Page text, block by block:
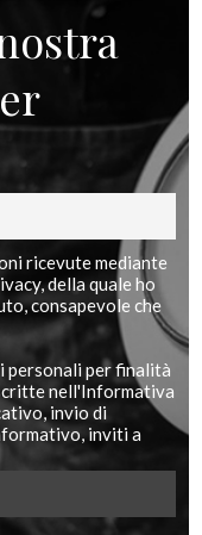
ricevute mediante
della quale ho
consapevole che
personali per finalità
nell'Informativa
invio di
inviti a